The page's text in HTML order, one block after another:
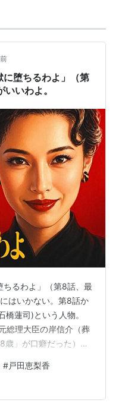
躍も見られる。
シリーズでは、矢田亜
に登場する「部長」と
ユンソナ）の父親役と
を熱演し、流暢なハン
プ
天国の扉』では、
の声を充てる。なおレ
、「石橋のように」喋
張）
堕ちるわよ」（第
いわよ。
るわよ」（第8話、最
はいかない。第8話か
橋蓮司)という人物。
総理大臣の岸信介（葬
」が口癖だった）当
文平らの名前があっ
物？「昭和最大の思
婚姻騒動まで盛り込
#戸田恵梨香